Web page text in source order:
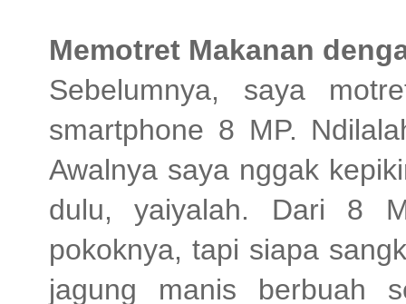
Memotret Makanan
Sebelumnya, saya
smartphone 8 MP.
Awalnya saya nggak
dulu, yaiyalah. Dari 8
pokoknya, tapi siapa
jagung manis berbuah